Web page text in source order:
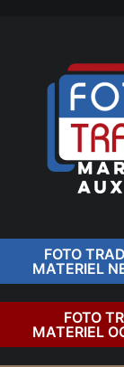
FOTO
MATERIEL
FOTO
MATERIEL